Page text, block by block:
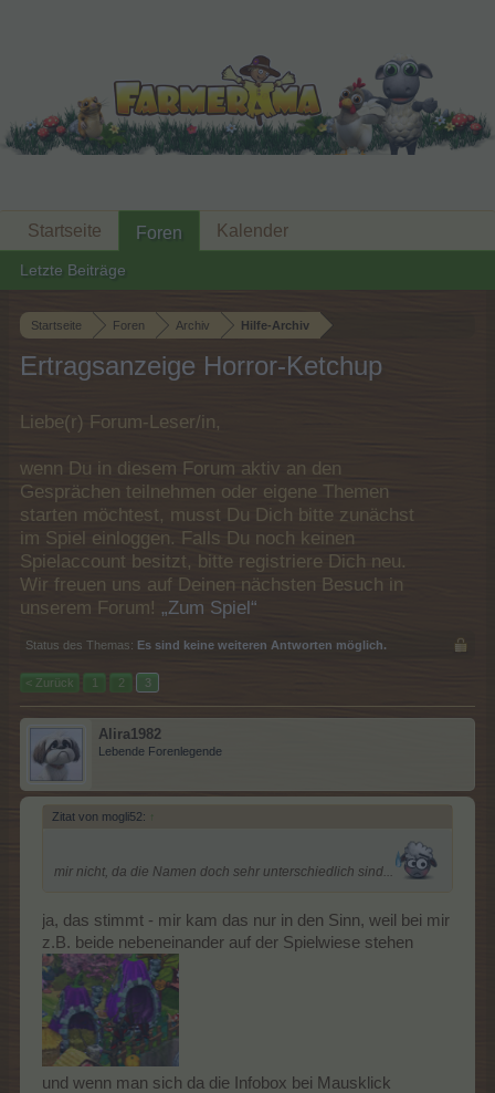
Startseite Foren Archiv Hilfe-Archiv
Ertragsanzeige Horror-Ketchup
Liebe(r) Forum-Leser/in,
wenn Du in diesem Forum aktiv an den
Gesprächen teilnehmen oder eigene Themen
starten möchtest, musst Du Dich bitte zunächst
im Spiel einloggen. Falls Du noch keinen
Spielaccount besitzt, bitte registriere Dich neu.
Wir freuen uns auf Deinen nächsten Besuch in
unserem Forum! „Zum Spiel“
Status des Themas: Es sind keine weiteren Antworten möglich.
< Zurück 1 2 3
Alira1982
Lebende Forenlegende
Zitat von mogli52: ↑
mir nicht, da die Namen doch sehr unterschiedlich sind...
ja, das stimmt - mir kam das nur in den Sinn, weil bei mir
z.B. beide nebeneinander auf der Spielwiese stehen
und wenn man sich da die Infobox bei Mausklick
Startseite Foren
Letzte Beiträge
Kalender